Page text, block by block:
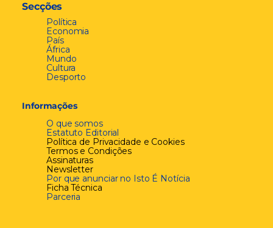
Secções
Política
Economia
País
África
Mundo
Cultura
Desporto
Informações
O que somos
Estatuto Editorial
Política de Privacidade e Cookies
Termos e Condições
Assinaturas
Newsletter
Por que anunciar no Isto É Notícia
Ficha Técnica
Parceria